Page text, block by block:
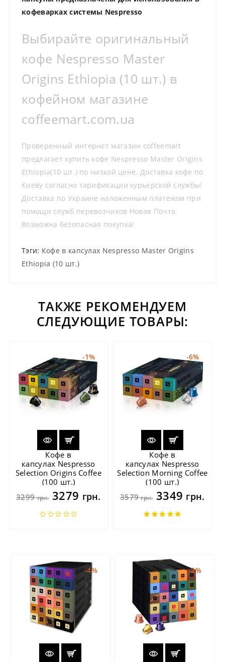
кофеварках системы Nespresso
Выбирайте оригинальный
кофе Nespresso Master
Origins Ethiopia (10 шт.) в
кофейном магазине
coffeemart.com.ua
Проверенный интернет магазин coffeemart
предлагает купить кофе Nespresso Master Origins
Ethiopia(10 шт.) по низкой цене. Доставка кофе по
Киеву согласно тарификации курьерской службы!
Доставка по Украине наложенным платежом при
помощи служб перевозчиков Новая Почта.
Возможна безопасная покупка!
Тэги: Кофе в капсулах Nespresso Master Origins
Ethiopia (10 шт.)
ТАКЖЕ РЕКОМЕНДУЕМ
СЛЕДУЮЩИЕ ТОВАРЫ:
-1%
Кофе в
капсулах Nespresso
Selection Origins Coffee
(100 шт.)
3299грн.3279 грн.
-6%
Кофе в
капсулах Nespresso
Selection Morning Coffee
(100 шт.)
3579грн.3349 грн.
-4% -2%